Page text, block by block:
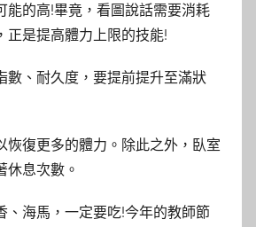
能的高!畢竟，看圖說話需要消耗
正是提高體力上限的技能!
數、耐久度，要提前提升至滿狀
恢復更多的體力。除此之外，臥室
休息次數。
、海馬，一定要吃!今年的教師節